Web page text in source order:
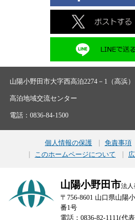
山陽小野田市大字西高泊2274－1（高浜）
高泊地域交流センター
電話：0836-84-1500
個人情報の保護 免責事項
このホームページについて
山陽小野田市法人
〒756-8601 山口県山陽
番1号
電話：0836-82-1111(代